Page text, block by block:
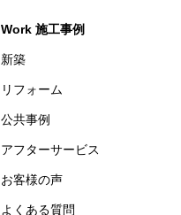
Work 施工事例
新築
リフォーム
公共事例
アフターサービス
お客様の声
よくある質問